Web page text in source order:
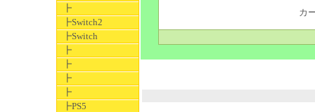
┣
┣Switch2
┣Switch
┣
┣
┣
┣
┣PS5
カ